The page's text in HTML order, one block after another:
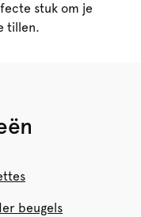
stuk om je
tillen.
beugels